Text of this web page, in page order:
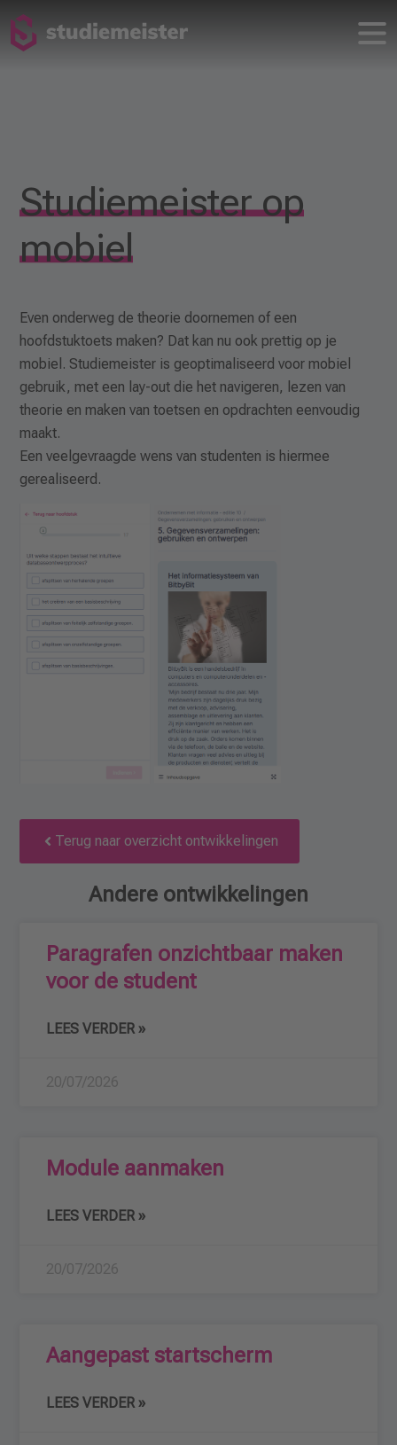
Studiemeister op
mobiel
Even onderweg de theorie doornemen of een
hoofdstuktoets maken? Dat kan nu ook prettig op je
mobiel. Studiemeister is geoptimaliseerd voor mobiel
gebruik, met een lay-out die het navigeren, lezen van
theorie en maken van toetsen en opdrachten eenvoudig
maakt.
Een veelgevraagde wens van studenten is hiermee
gerealiseerd.
Terug naar overzicht ontwikkelingen
Andere ontwikkelingen
Paragrafen onzichtbaar maken
voor de student
LEES VERDER »
20/07/2026
Module aanmaken
LEES VERDER »
20/07/2026
Aangepast startscherm
LEES VERDER »